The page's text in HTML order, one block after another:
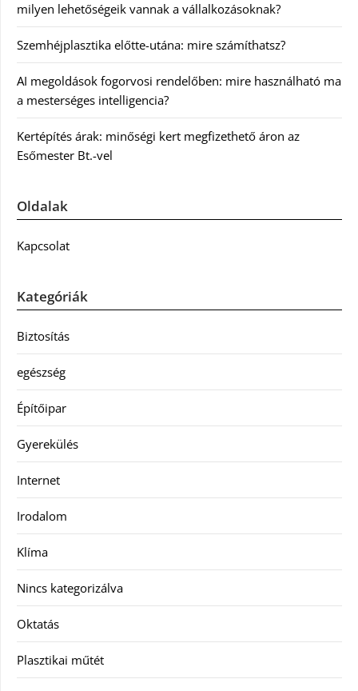
milyen lehetőségeik vannak a vállalkozásoknak?
Szemhéjplasztika előtte-utána: mire számíthatsz?
AI megoldások fogorvosi rendelőben: mire használható ma
a mesterséges intelligencia?
Kertépítés árak: minőségi kert megfizethető áron az
Esőmester Bt.-vel
Oldalak
Kapcsolat
Kategóriák
Biztosítás
egészség
Építőipar
Gyerekülés
Internet
Irodalom
Klíma
Nincs kategorizálva
Oktatás
Plasztikai műtét